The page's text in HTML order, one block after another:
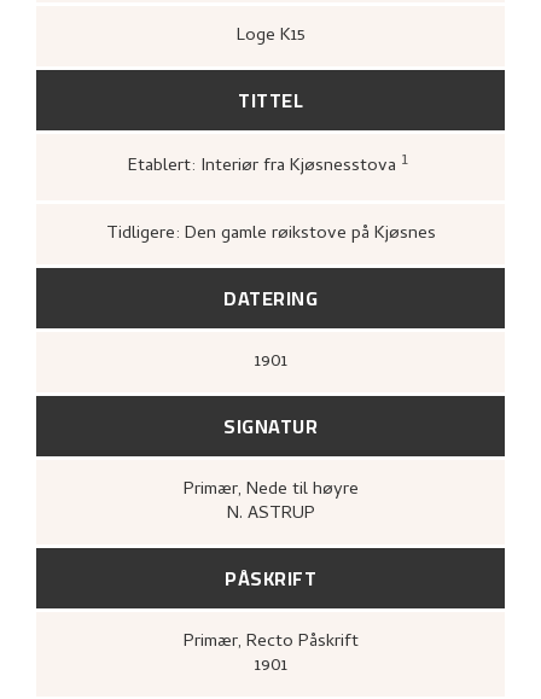
Loge K15
TITTEL
Etablert: Interiør fra Kjøsnesstova 1
A/S John Griegs Boktrykkeri, Bergens
kunstforening, 1980),25.
Tidligere: Den gamle røikstove på Kjøsnes
DATERING
1901
SIGNATUR
Primær, Nede til høyre
N. ASTRUP
PÅSKRIFT
Primær, Recto Påskrift
1901